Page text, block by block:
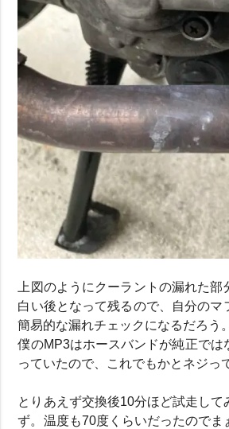
上図のようにクーラントの漏れた
白い後となって残るので、自分のマ
簡易的な漏れチェックになるだろう。
僕のMP3はホースバンドが純正では
っていたので、これでもかとネジっ
とりあえず交換後10分ほど試走して
ず。温度も70度くらいだったのでま